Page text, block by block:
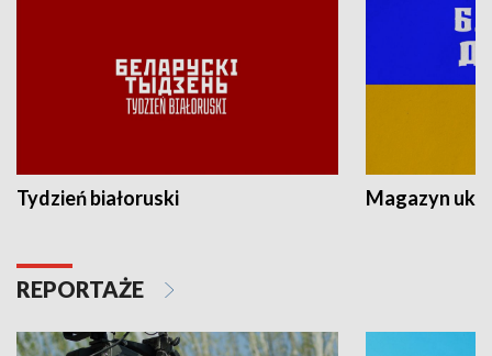
Tydzień białoruski Magazyn
REPORTAŻE